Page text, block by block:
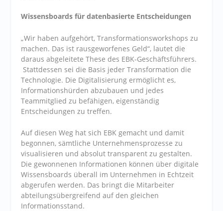
Wissensboards für datenbasierte Entscheidungen
„Wir haben aufgehört, Transformationsworkshops zu
machen. Das ist rausgeworfenes Geld“, lautet die
daraus abgeleitete These des EBK-Geschäftsführers.
Stattdessen sei die Basis jeder Transformation die
Technologie. Die Digitalisierung ermöglicht es,
Informationshürden abzubauen und jedes
Teammitglied zu befähigen, eigenständig
Entscheidungen zu treffen.
Auf diesen Weg hat sich EBK gemacht und damit
begonnen, sämtliche Unternehmensprozesse zu
visualisieren und absolut transparent zu gestalten.
Die gewonnenen Informationen können über digitale
Wissensboards überall im Unternehmen in Echtzeit
abgerufen werden. Das bringt die Mitarbeiter
abteilungsübergreifend auf den gleichen
Informationsstand.